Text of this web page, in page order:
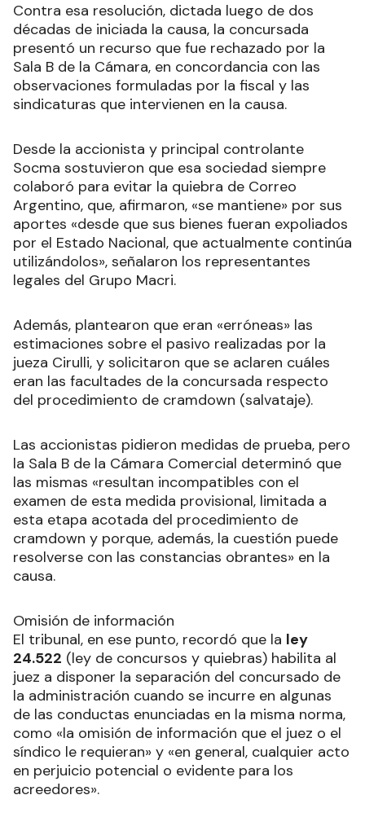
Contra esa resolución, dictada luego de dos
décadas de iniciada la causa, la concursada
presentó un recurso que fue rechazado por la
Sala B de la Cámara, en concordancia con las
observaciones formuladas por la fiscal y las
sindicaturas que intervienen en la causa.
Desde la accionista y principal controlante
Socma sostuvieron que esa sociedad siempre
colaboró para evitar la quiebra de Correo
Argentino, que, afirmaron, «se mantiene» por sus
aportes «desde que sus bienes fueran expoliados
por el Estado Nacional, que actualmente continúa
utilizándolos», señalaron los representantes
legales del Grupo Macri.
Además, plantearon que eran «erróneas» las
estimaciones sobre el pasivo realizadas por la
jueza Cirulli, y solicitaron que se aclaren cuáles
eran las facultades de la concursada respecto
del procedimiento de cramdown (salvataje).
Las accionistas pidieron medidas de prueba, pero
la Sala B de la Cámara Comercial determinó que
las mismas «resultan incompatibles con el
examen de esta medida provisional, limitada a
esta etapa acotada del procedimiento de
cramdown y porque, además, la cuestión puede
resolverse con las constancias obrantes» en la
causa.
Omisión de información
El tribunal, en ese punto, recordó que la ley
24.522 (ley de concursos y quiebras) habilita al
juez a disponer la separación del concursado de
la administración cuando se incurre en algunas
de las conductas enunciadas en la misma norma,
como «la omisión de información que el juez o el
síndico le requieran» y «en general, cualquier acto
en perjuicio potencial o evidente para los
acreedores».